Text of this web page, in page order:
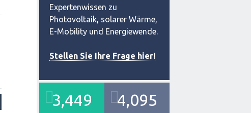
Expertenwissen zu
Photovoltaik, solarer Wärme,
E-Mobility und Energiewende.
Stellen Sie Ihre Frage hier!
3,449 4,095